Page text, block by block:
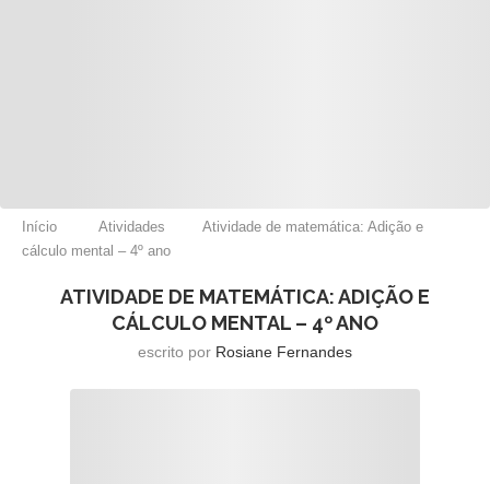
Início Atividades
Atividade de matemática: Adição e
cálculo mental – 4º ano
ATIVIDADE DE MATEMÁTICA: ADIÇÃO E
CÁLCULO MENTAL – 4º ANO
escrito por Rosiane Fernandes